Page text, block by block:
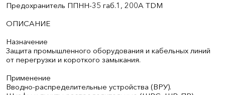
Предохранитель ППНН-35 габ.1, 200А TDM
ОПИСАНИЕ
Назначение
Защита промышленного оборудования и кабельных линий
от перегрузки и короткого замыкания.
Применение
Вводно-распределительные устройства (ВРУ).